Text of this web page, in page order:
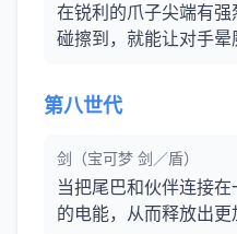
在锐利的爪子尖端有
碰擦到，就能让对手晕
第八世代
剑（宝可梦 剑／盾）
当把尾巴和伙伴连接
的电能，从而释放出更